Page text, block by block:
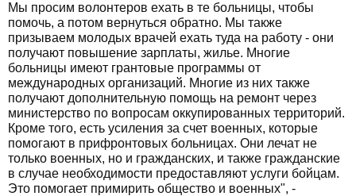
Мы просим волонтеров ехать в те больницы, чтобы
помочь, а потом вернуться обратно. Мы также
призываем молодых врачей ехать туда на работу - они
получают повышение зарплаты, жилье. Многие
больницы имеют грантовые программы от
международных организаций. Многие из них также
получают дополнительную помощь на ремонт через
министерство по вопросам оккупированных территорий.
Кроме того, есть усиления за счет военных, которые
помогают в прифронтовых больницах. Они лечат не
только военных, но и гражданских, и также гражданские
в случае необходимости предоставляют услуги бойцам.
Это помогает примирить общество и военных", -